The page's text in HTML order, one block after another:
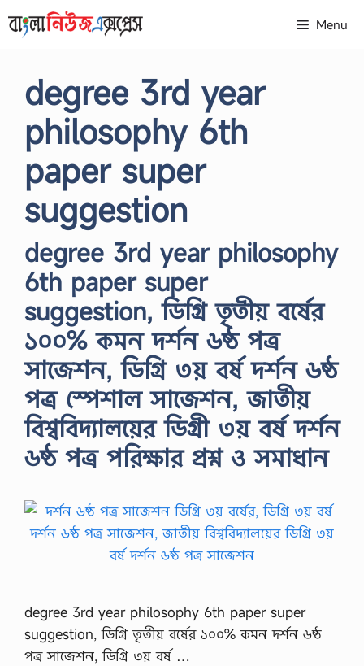
to
Menu
degree 3rd year
philosophy 6th
paper super
suggestion
degree 3rd year philosophy
6th paper super
suggestion, ডিগ্রি তৃতীয় বর্ষের
১০০% কমন দর্শন ৬ষ্ঠ পত্র
সাজেশন, ডিগ্রি ৩য় বর্ষ দর্শন ৬ষ্ঠ
পত্র স্পেশাল সাজেশন, জাতীয়
বিশ্ববিদ্যালয়ের ডিগ্রী ৩য় বর্ষ দর্শন
৬ষ্ঠ পত্র পরিক্ষার প্রশ্ন ও সমাধান
degree 3rd year philosophy 6th paper super
suggestion, ডিগ্রি তৃতীয় বর্ষের ১০০% কমন দর্শন ৬ষ্ঠ
পত্র সাজেশন, ডিগ্রি ৩য় বর্ষ …